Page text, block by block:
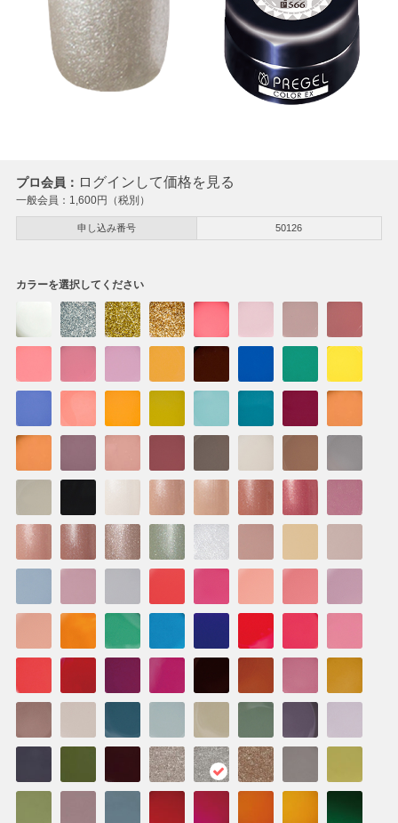
プロ会員： ログインして価格を見る
一般会員： 1,600円（税別）
申し込み番号 50126
カラーを選択してください